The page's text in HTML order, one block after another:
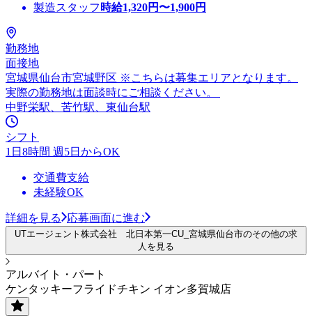
製造スタッフ 時給1,320円〜1,900円
勤務地
面接地
宮城県仙台市宮城野区 ※こちらは募集エリアとなります。
実際の勤務地は面談時にご相談ください。
中野栄駅、苦竹駅、東仙台駅
シフト
1日8時間 週5日からOK
交通費支給
未経験OK
詳細を見る 応募画面に進む
UTエージェント株式会社 北日本第一CU_宮城県仙台市のその他の求
人を見る
アルバイト・パート
ケンタッキーフライドチキン イオン多賀城店